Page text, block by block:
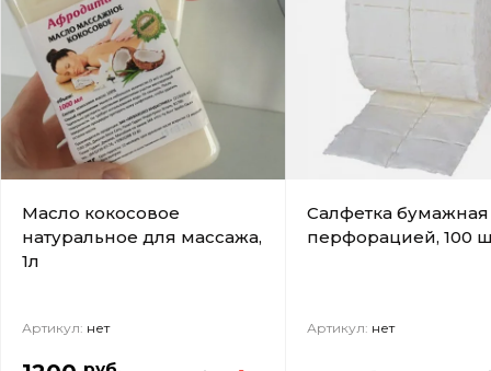
Масло кокосовое
натуральное для массажа,
1л
Артикул: нет
Салфетка бумажная
перфорацией, 100
Артикул: нет